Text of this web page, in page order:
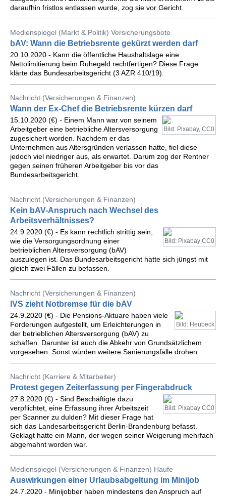
daraufhin fristlos entlassen wurde, zog sie vor Gericht.
Medienspiegel (Markt & Politik) Versicherungsbote
bAV: Wann die Betriebsrente gekürzt werden darf
20.10.2020 - Kann die öffentliche Haushaltslage eine
Nettolimitierung beim Ruhegeld rechtfertigen? Diese Frage
klärte das Bundesarbeitsgericht (3 AZR 410/19).
Nachricht (Versicherungen & Finanzen)
Wann der Ex-Chef die Betriebsrente kürzen darf
Bild: Pixabay, CC0
15.10.2020 (€) - Einem Mann war von seinem
Arbeitgeber eine betriebliche Altersversorgung
zugesichert worden. Nachdem er das
Unternehmen aus Altersgründen verlassen hatte, fiel diese
jedoch viel niedriger aus, als erwartet. Darum zog der Rentner
gegen seinen früheren Arbeitgeber bis vor das
Bundesarbeitsgericht.
Nachricht (Versicherungen & Finanzen)
Kein bAV-Anspruch nach Wechsel des
Arbeitsverhältnisses?
Bild: Pixabay CC0
24.9.2020 (€) - Es kann rechtlich strittig sein,
wie die Versorgungsordnung einer
betrieblichen Altersversorgung (bAV)
auszulegen ist. Das Bundesarbeitsgericht hatte sich jüngst mit
gleich zwei Fällen zu befassen.
Nachricht (Versicherungen & Finanzen)
IVS zieht Notbremse für die bAV
Bild: Heubeck
24.9.2020 (€) - Die Pensions-Aktuare haben viele
Forderungen aufgestellt, um Erleichterungen in
der betrieblichen Altersversorgung (bAV) zu
schaffen. Darunter ist auch die Abkehr von Grundsätzlichem
vorgesehen. Sonst würden weitere Sanierungsfälle drohen.
Nachricht (Karriere & Mitarbeiter)
Protest gegen Zeiterfassung per Fingerabdruck
Bild: Pixabay CC0
27.8.2020 (€) - Sind Beschäftigte dazu
verpflichtet, eine Erfassung ihrer Arbeitszeit
per Scanner zu dulden? Mit dieser Frage hat
sich das Landesarbeitsgericht Berlin-Brandenburg befasst.
Geklagt hatte ein Mann, der wegen seiner Weigerung mehrfach
abgemahnt worden war.
Medienspiegel (Versicherungen & Finanzen) Haufe
Auswirkungen einer Urlaubsabgeltung im Minijob
24.7.2020 - Minijobber haben mindestens den Anspruch auf